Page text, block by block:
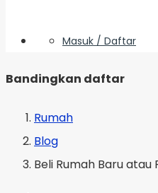
Masuk / Daftar
Bandingkan daftar
Rumah
Blog
Beli Rumah Baru